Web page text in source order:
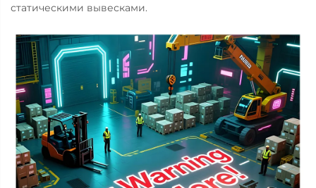
статическими вывесками.